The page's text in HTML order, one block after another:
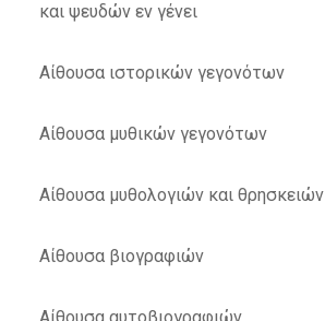
και ψευδών εν γένει
Αίθουσα ιστορικών γεγονότων
Αίθουσα μυθικών γεγονότων
Αίθουσα μυθολογιών και θρησκειών
Αίθουσα βιογραφιών